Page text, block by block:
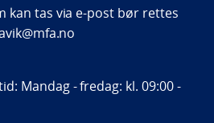
kan tas via e-post bør rettes
Mandag - fredag: kl. 09:00 -